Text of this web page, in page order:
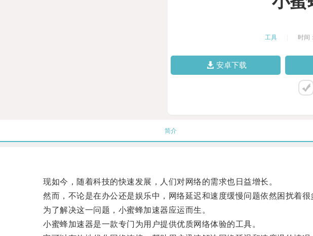
工具 时间
安卓下载
简介
现如今，随着科技的快速发展，人们对网络的需求也日益增长。
然而，不论是在办公还是娱乐中，网络延迟和速度缓慢问题依然困扰着很
为了解决这一问题，小蜜蜂加速器应运而生。
小蜜蜂加速器是一款专门为用户提供优质网络体验的工具。